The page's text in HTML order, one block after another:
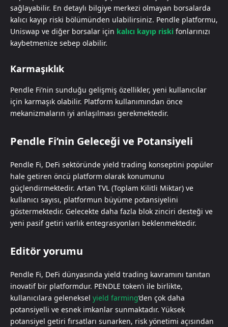
sağlayabilir. En detaylı bilgiye merkezi olmayan borsalarda
kalıcı kayıp riski bölümünden ulabilirsiniz. Pendle platformu,
Uniswap ve diğer borsalar için kalıcı kayıp riski fonlarınızı
kaybetmenize sebep olabilir.
Karmaşıklık
Pendle Fi’nin sunduğu gelişmiş özellikler, yeni kullanıcılar
için karmaşık olabilir. Platform kullanımından önce
mekanizmaların iyi anlaşılması gerekmektedir.
Pendle Fi’nin Geleceği ve Potansiyeli
Pendle Fi, DeFi sektöründe yield trading konseptini popüler
hale getiren öncü platform olarak konumunu
güçlendirmektedir. Artan TVL (Toplam Kilitli Miktar) ve
kullanıcı sayısı, platformun büyüme potansiyelini
göstermektedir. Gelecekte daha fazla blok zinciri desteği ve
yeni pasif getiri varlık entegrasyonları beklenmektedir.
Editör yorumu
Pendle Fi, DeFi dünyasında yield trading kavramını tanıtan
inovatif bir platformdur. PENDLE token’ı ile birlikte,
kullanıcılara geleneksel yield farming‘den çok daha
potansiyelli ve esnek imkanlar sunmaktadır. Yüksek
potansiyel getiri fırsatları sunarken, risk yönetimi açısından